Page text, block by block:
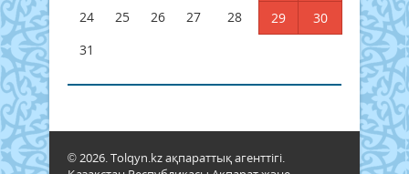
24
25 26 27 28 29
30
31
© 2026. Tolqyn.kz ақпараттық агенттігі.